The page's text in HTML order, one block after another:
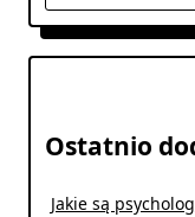
Ostatnio
Jakie są